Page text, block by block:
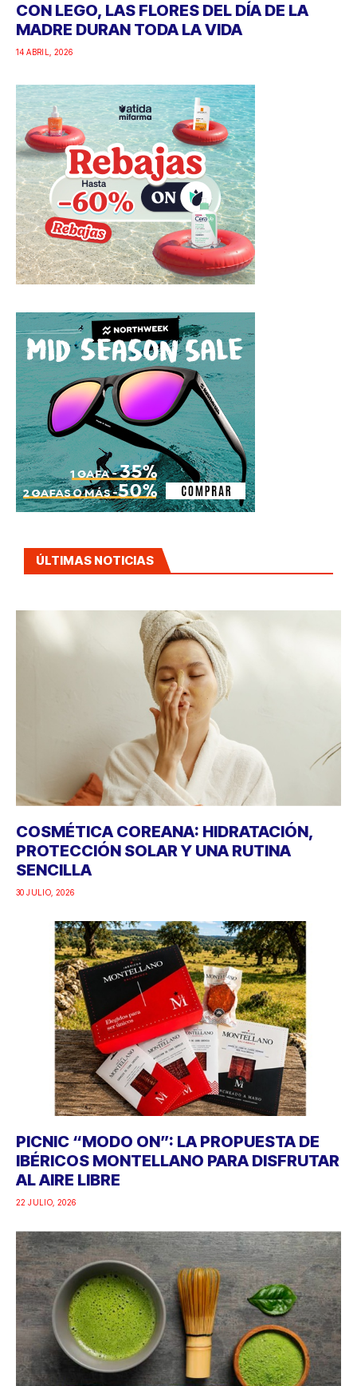
CON LEGO, LAS FLORES DEL DÍA DE LA
MADRE DURAN TODA LA VIDA
14 ABRIL, 2026
ÚLTIMAS NOTICIAS
COSMÉTICA COREANA: HIDRATACIÓN,
PROTECCIÓN SOLAR Y UNA RUTINA
SENCILLA
30 JULIO, 2026
PICNIC “MODO ON”: LA PROPUESTA DE
IBÉRICOS MONTELLANO PARA DISFRUTAR
AL AIRE LIBRE
22 JULIO, 2026